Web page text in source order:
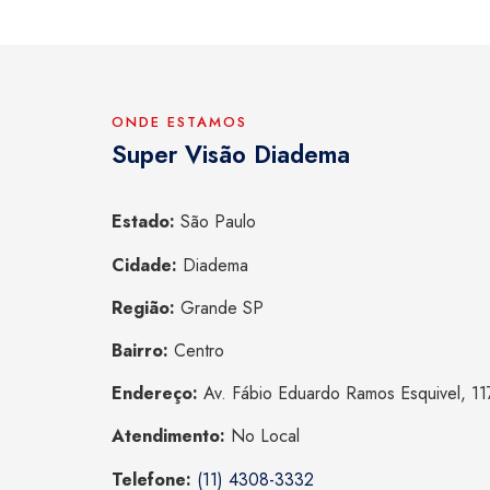
ONDE ESTAMOS
Super Visão Diadema
Estado: São Paulo
Cidade: Diadema
Região: Grande SP
Bairro: Centro
Endereço: Av. Fábio Eduardo Ramos Esquivel,
Atendimento: No Local
Telefone: (11) 4308-3332